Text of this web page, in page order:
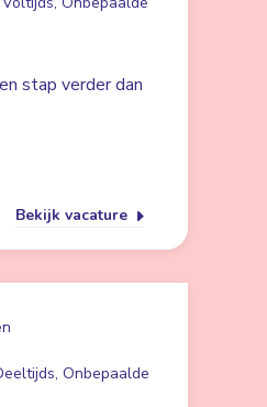
stap verder dan
Bekijk vacature
Onbepaalde